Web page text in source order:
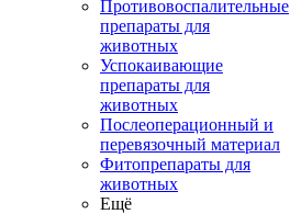
Противовоспалительные
препараты для
животных
Успокаивающие
препараты для
животных
Послеоперационный и
перевязочный материал
Фитопрепараты для
животных
Ещё